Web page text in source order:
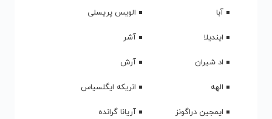
آبا
الویس پریسلی
ایندیلا
آشر
اد شیران
آرش
الهه
انریکه ایگلسیاس
ایمجین دراگونز
آریانا گرانده